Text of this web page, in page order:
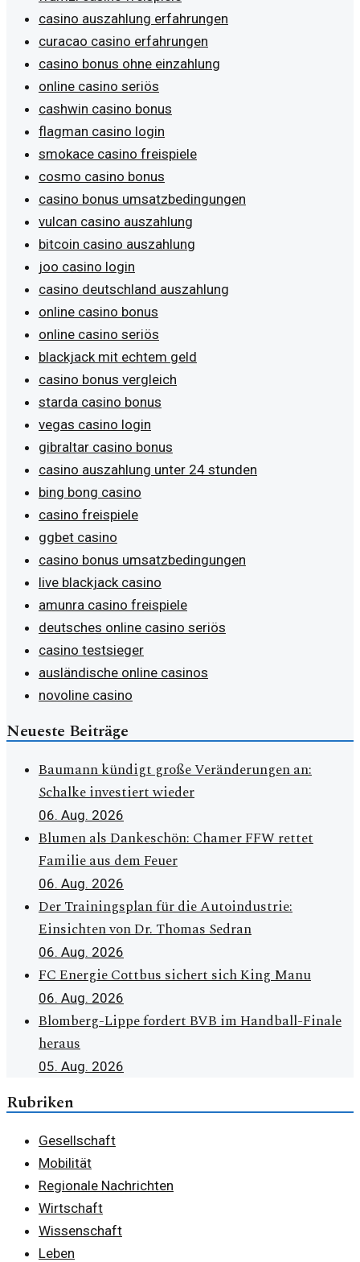
casino auszahlung erfahrungen
curacao casino erfahrungen
casino bonus ohne einzahlung
online casino seriös
cashwin casino bonus
flagman casino login
smokace casino freispiele
cosmo casino bonus
casino bonus umsatzbedingungen
vulcan casino auszahlung
bitcoin casino auszahlung
joo casino login
casino deutschland auszahlung
online casino bonus
online casino seriös
blackjack mit echtem geld
casino bonus vergleich
starda casino bonus
vegas casino login
gibraltar casino bonus
casino auszahlung unter 24 stunden
bing bong casino
casino freispiele
ggbet casino
casino bonus umsatzbedingungen
live blackjack casino
amunra casino freispiele
deutsches online casino seriös
casino testsieger
ausländische online casinos
novoline casino
Neueste Beiträge
Baumann kündigt große Veränderungen an:
Schalke investiert wieder
06. Aug. 2026
Blumen als Dankeschön: Chamer FFW rettet
Familie aus dem Feuer
06. Aug. 2026
Der Trainingsplan für die Autoindustrie:
Einsichten von Dr. Thomas Sedran
06. Aug. 2026
FC Energie Cottbus sichert sich King Manu
06. Aug. 2026
Blomberg-Lippe fordert BVB im Handball-Finale
heraus
05. Aug. 2026
Rubriken
Gesellschaft
Mobilität
Regionale Nachrichten
Wirtschaft
Wissenschaft
Leben